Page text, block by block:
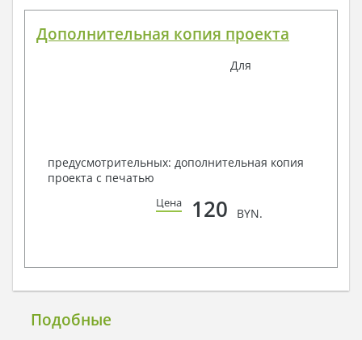
Дополнительная копия проекта
Для
предусмотрительных: дополнительная копия
проекта с печатью
Цена 120 BYN.
Подобные